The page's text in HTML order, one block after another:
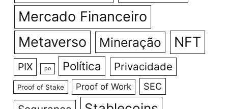
Mercado Financeiro
Metaverso
Mineração NFT
PIX po Política Privacidade
Proof of Stake Proof of Work SEC